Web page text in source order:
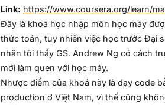
Link: https://www.coursera.org/learn/
Đây là khoá học nhập môn học máy
thức toán, tuy nhiên việc học trước Đại
nhân tôi thấy GS. Andrew Ng có cách
mới làm quen với học máy.
Nhược điểm của khoá này là dạy code
production ở Việt Nam, vì thế cũng